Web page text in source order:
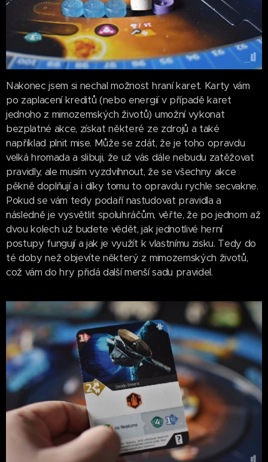
Nakonec jsem si nechal možnost hraní karet. Karty vám
po zaplacení kreditů (nebo energií v případě karet
jednoho z mimozemských životů) umožní vykonat
bezplatné akce, získat některé ze zdrojů a také
například plnit mise. Může se zdát, že je toho opravdu
velká hromada a slibuji, že už vás dále nebudu zatěžovat
pravidly, ale musím vyzdvihnout, že se všechny akce
pěkně doplňují a i díky tomu to opravdu rychle secvakne.
Pokud se vám tedy podaří nastudovat pravidla a
následně je vysvětlit spoluhráčům, věřte, že po jednom až
dvou kolech už budete vědět, jak jednotlivé herní
postupy fungují a jak je využít k vlastnímu zisku. Tedy do
té doby než objevíte některý z mimozemských životů,
což vám do hry přidá další menší sadu pravidel.